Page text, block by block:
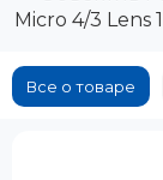
Micro 4/3 Lens
Все о товаре